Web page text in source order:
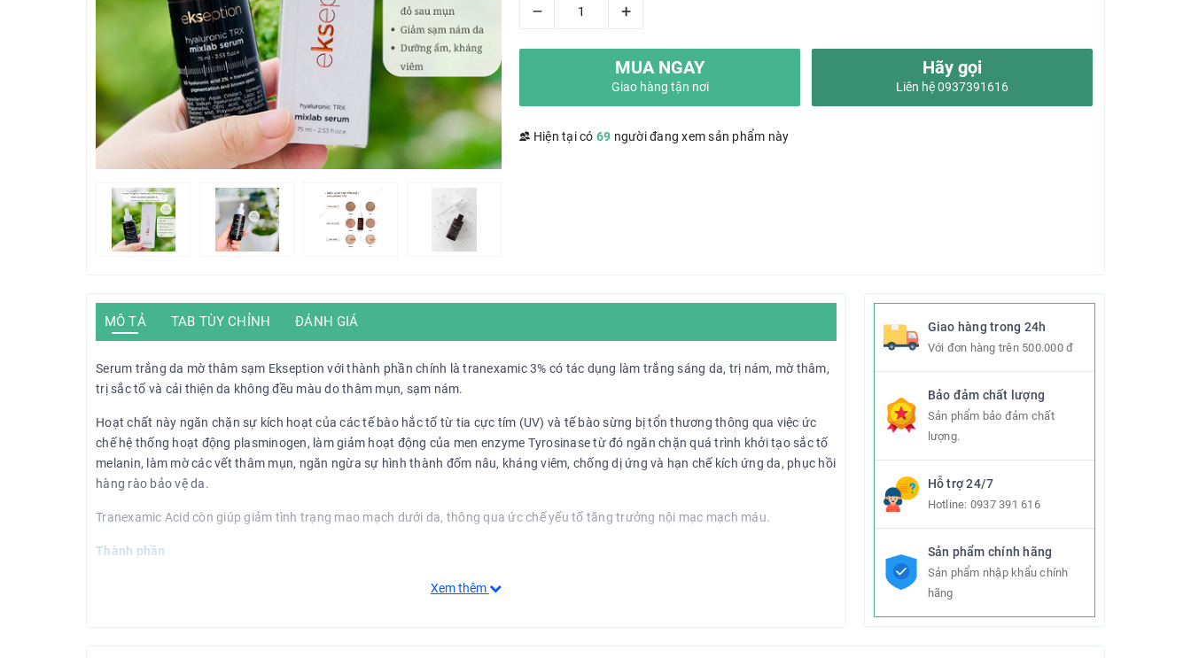
– +
MUA NGAY
Giao hàng tận nơi
Hãy gọi
Liên hệ 0937391616
Hiện tại có 69 người đang xem sản phẩm này
MÔ TẢ TAB TÙY CHỈNH ĐÁNH GIÁ
Serum trắng da mờ thâm sạm Ekseption với thành phần chính là tranexamic 3% có tác dụng làm trắng sáng da, trị nám, mờ thâm,
trị sắc tố và cải thiện da không đều màu do thâm mụn, sạm nám.
Hoạt chất này ngăn chặn sự kích hoạt của các tế bào hắc tố từ tia cực tím (UV) và tế bào sừng bị tổn thương thông qua việc ức
chế hệ thống hoạt động plasminogen, làm giảm hoạt động của men enzyme Tyrosinase từ đó ngăn chặn quá trình khởi tạo sắc tố
melanin, làm mờ các vết thâm mụn, ngăn ngừa sự hình thành đốm nâu, kháng viêm, chống dị ứng và hạn chế kích ứng da, phục hồi
hàng rào bảo vệ da.
Tranexamic Acid còn giúp giảm tình trạng mao mạch dưới da, thông qua ức chế yếu tố tăng trưởng nội mạc mạch máu.
Thành phần
: Làm trắng sáng da và mờ đốm nâu, vết thâm sạm và ức chế sự hình thành các sắc tố melanin dưới
Xem thêm
Giao hàng trong 24h
Với đơn hàng trên 500.000 đ
Bảo đảm chất lượng
Sản phẩm bảo đảm chất
lượng.
Hỗ trợ 24/7
Hotline: 0937 391 616
Sản phẩm chính hãng
Sản phẩm nhập khẩu chính
hãng